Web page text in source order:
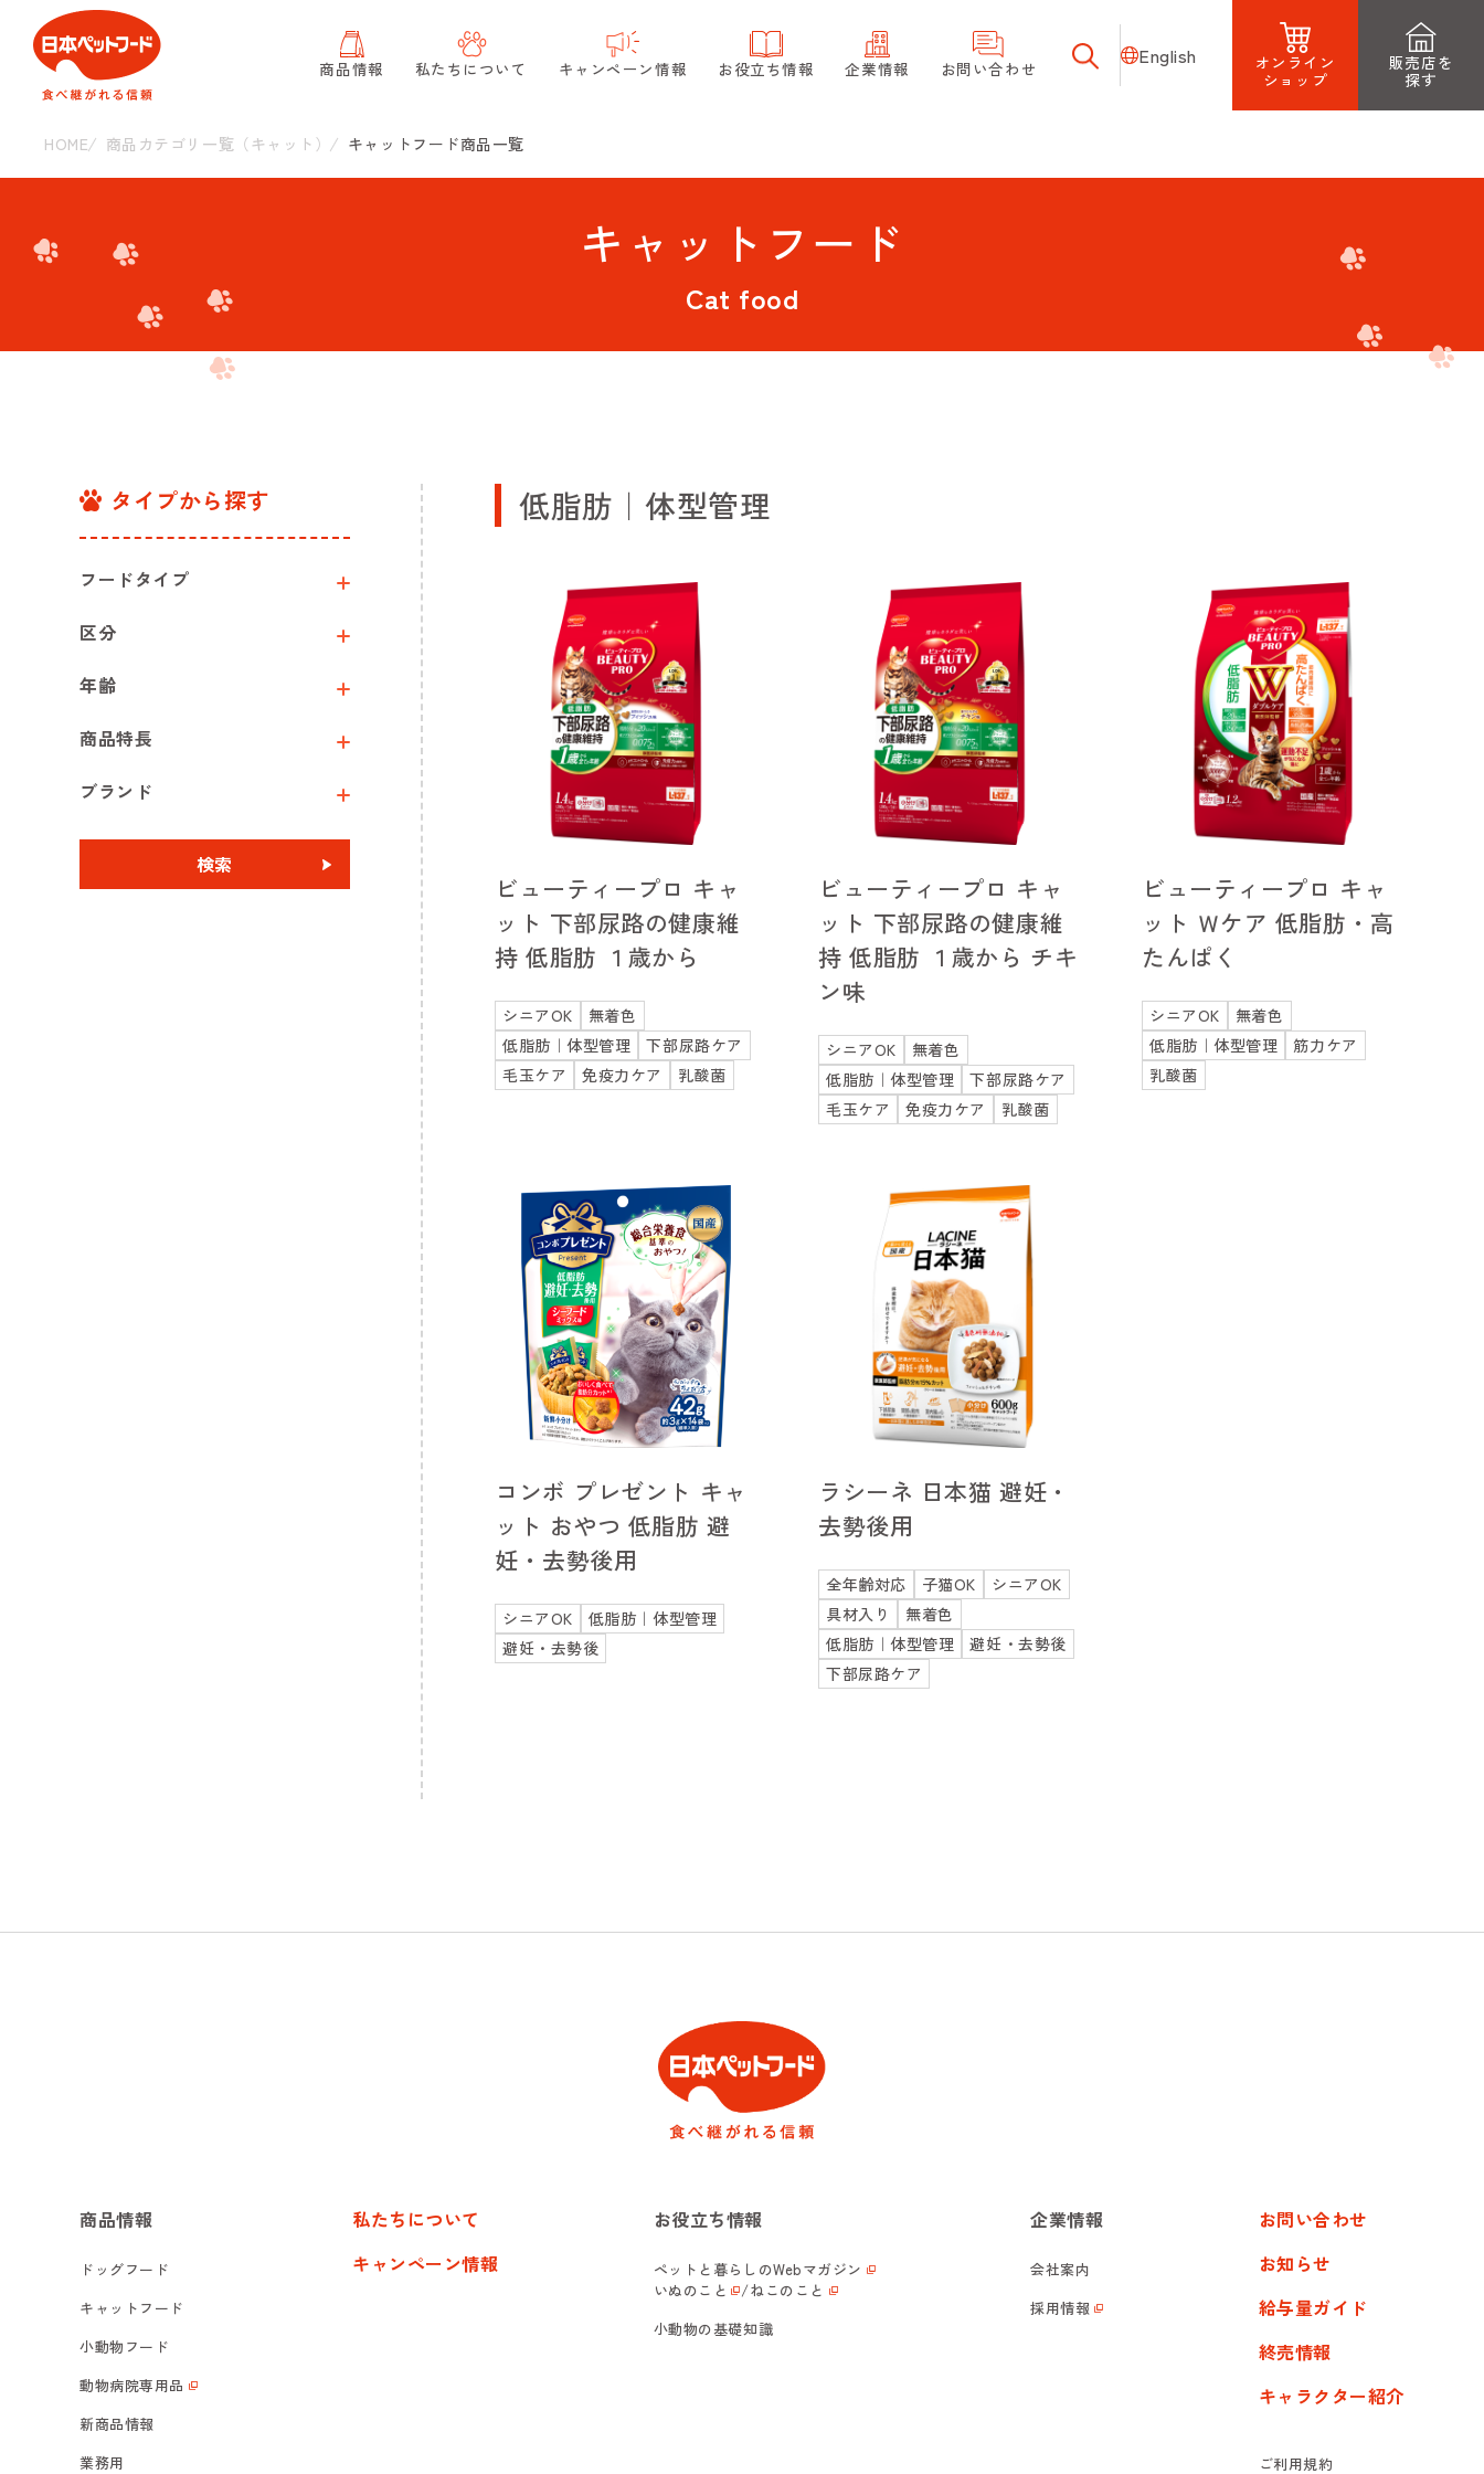
商品情報 私たちについて キャンペーン情報 お役立ち情報 企業情報 お問い合わせ English
オンライン
ショップ
販売店を
探す
HOME 商品カテゴリ一覧（キャット） キャットフード商品一覧
キャットフード
Cat food
タイプから探す
フードタイプ
区分
年齢
商品特長
ブランド
検索
低脂肪｜体型管理
ビューティープロ キャ
ット 下部尿路の健康維
持 低脂肪 １歳から
シニアOK
無着色
低脂肪｜体型管理
下部尿路ケア
毛玉ケア
免疫力ケア 乳酸菌
ビューティープロ キャ
ット 下部尿路の健康維
持 低脂肪 １歳から チキ
ン味
シニアOK
無着色
低脂肪｜体型管理
下部尿路ケア
毛玉ケア
免疫力ケア 乳酸菌
ビューティープロ キャ
ット Ｗケア 低脂肪・高
たんぱく
シニアOK
無着色
低脂肪｜体型管理
筋力ケア
乳酸菌
コンボ プレゼント キャ
ット おやつ 低脂肪 避
妊・去勢後用
シニアOK
低脂肪｜体型管理
避妊・去勢後
ラシーネ 日本猫 避妊・
去勢後用
全年齢対応 子猫OK
シニアOK
具材入り
無着色
低脂肪｜体型管理
避妊・去勢後
下部尿路ケア
商品情報
ドッグフード
キャットフード
小動物フード
動物病院専用品
新商品情報
業務用
私たちについて
キャンペーン情報
お役立ち情報
ペットと暮らしのWebマガジン
いぬのこと
/ねこのこと
小動物の基礎知識
企業情報
会社案内
採用情報
お問い合わせ
お知らせ
給与量ガイド
終売情報
キャラクター紹介
ご利用規約